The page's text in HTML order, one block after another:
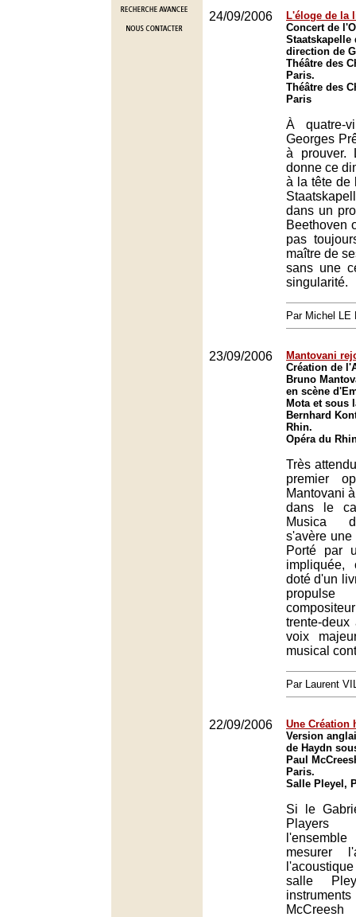
24/09/2006
L'éloge de la
Concert de
Staatskapelle
direction de
Théâtre des
Paris.
Théâtre des
Paris
À quatre-
Georges
à prouver.
donne ce
à la tête de
dans un
Beethoven
pas
maître de
sans une
singularité.
Par Michel LE
23/09/2006
Mantovani
Création de
Bruno
en scène
Mota et sous
Bernhard
Rhin.
Opéra du
Très
premier
Mantovani
dans le
Musica
s'avère une
Porté par
impliquée,
doté d'un
trente-
voix
musical
Par Laurent
22/09/2006
Une Création
Version
de Haydn
Paul
Paris.
Salle Pleyel,
Si le
mesurer
salle